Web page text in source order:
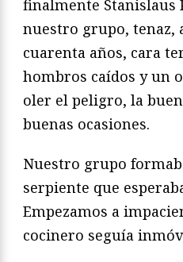
finalmente Stanislaus
nuestro grupo, tenaz,
cuarenta años, cara
hombros caídos y un
oler el peligro, la
buenas ocasiones.
Nuestro grupo
serpiente que
Empezamos a
cocinero seguía